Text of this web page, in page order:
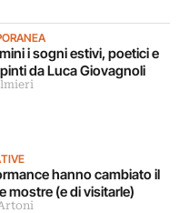
i sogni estivi, poetici e
da Luca Giovagnoli
hanno cambiato il
mostre (e di visitarle)